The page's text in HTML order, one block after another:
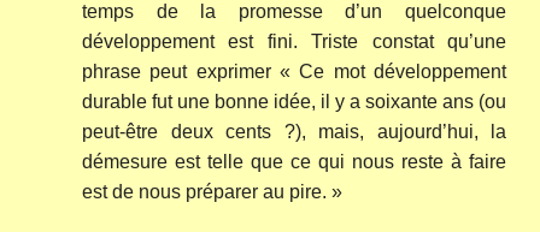
temps de la promesse d’un quelconque
développement est fini. Triste constat qu’une
phrase peut exprimer « Ce mot développement
durable fut une bonne idée, il y a soixante ans (ou
peut-être deux cents ?), mais, aujourd’hui, la
démesure est telle que ce qui nous reste à faire
est de nous préparer au pire. »